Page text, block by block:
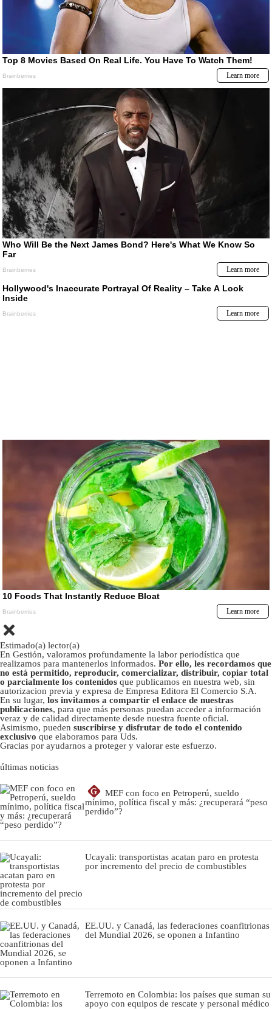
Estimado(a) lector(a)
En Gestión, valoramos profundamente la labor periodística que
realizamos para mantenerlos informados. Por ello, les recordamos que
no está permitido, reproducir, comercializar, distribuir, copiar total
o parcialmente los contenidos que publicamos en nuestra web, sin
autorizacion previa y expresa de Empresa Editora El Comercio S.A.
En su lugar, los invitamos a compartir el enlace de nuestras
publicaciones, para que más personas puedan acceder a información
veraz y de calidad directamente desde nuestra fuente oficial.
Asimismo, pueden suscribirse y disfrutar de todo el contenido
exclusivo que elaboramos para Uds.
Gracias por ayudarnos a proteger y valorar este esfuerzo.
últimas noticias
G
MEF con foco en Petroperú, sueldo
mínimo, política fiscal y más: ¿recuperará “peso
perdido”?
Ucayali: transportistas acatan paro en protesta
por incremento del precio de combustibles
EE.UU. y Canadá, las federaciones coanfitrionas
del Mundial 2026, se oponen a Infantino
Terremoto en Colombia: los países que suman su
apoyo con equipos de rescate y personal médico